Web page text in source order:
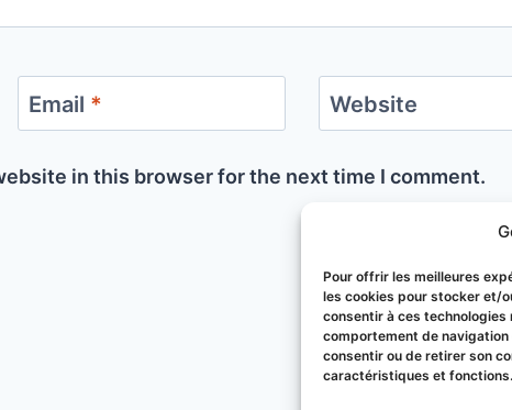
Pour offrir les meilleures
les cookies pour stocker et/
consentir à ces
comportement de navigation
consentir ou de retirer son
caractéristiques et fonctions.
Email * Website
in this browser for the next time I comment.